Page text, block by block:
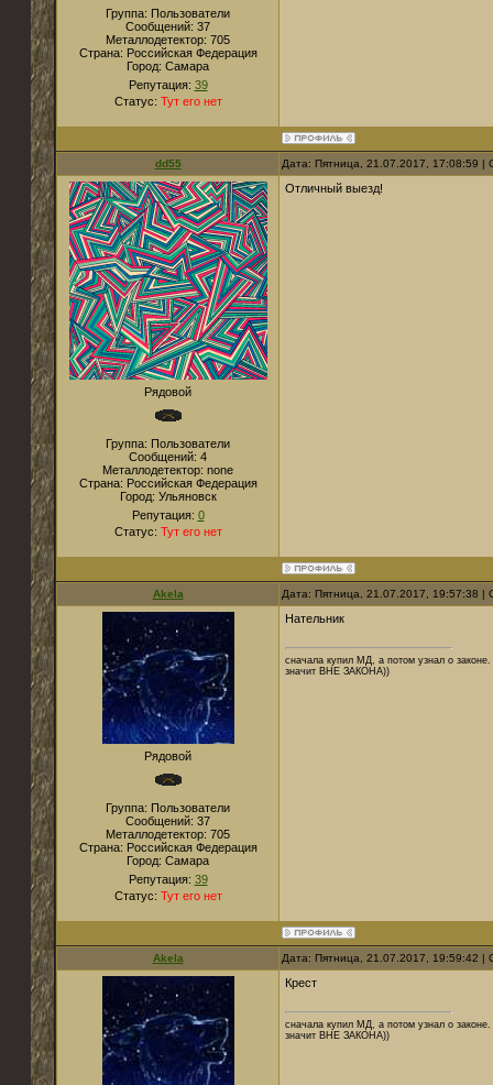
Группа: Пользователи
Сообщений: 37
Металлодетектор: 705
Страна: Российская Федерация
Город: Самара
Репутация: 39
Статус: Тут его нет
dd55 Дата: Пятница, 21.07.2017, 17:08:59
Рядовой
Группа: Пользователи
Сообщений: 4
Металлодетектор: none
Страна: Российская Федерация
Город: Ульяновск
Репутация: 0
Статус: Тут его нет
Отличный выезд!
Akela Дата: Пятница, 21.07.2017, 19:57:38
Рядовой
Группа: Пользователи
Сообщений: 37
Металлодетектор: 705
Страна: Российская Федерация
Город: Самара
Репутация: 39
Статус: Тут его нет
Нательник
сначала купил МД, а потом узнал о законе.
значит ВНЕ ЗАКОНА))
Akela Дата: Пятница, 21.07.2017, 19:59:42
Крест
сначала купил МД, а потом узнал о законе.
значит ВНЕ ЗАКОНА))